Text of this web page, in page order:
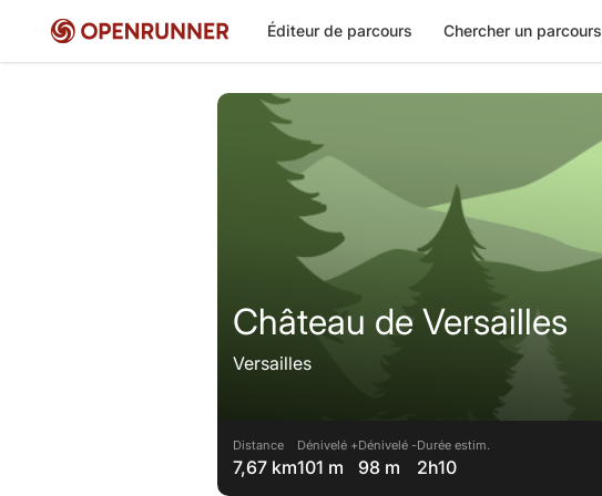
Éditeur de parcours Chercher un parcours
Château de Versailles
Versailles
Distance
7,67 km
Dénivelé +
101 m
Dénivelé -
98 m
Durée estim.
2h10